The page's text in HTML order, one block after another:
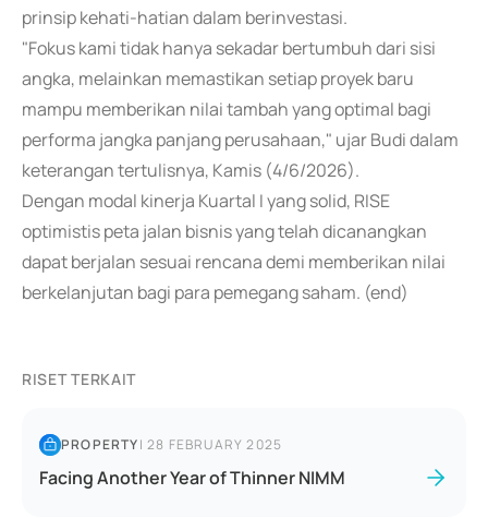
prinsip kehati-hatian dalam berinvestasi.
"Fokus kami tidak hanya sekadar bertumbuh dari sisi
angka, melainkan memastikan setiap proyek baru
mampu memberikan nilai tambah yang optimal bagi
performa jangka panjang perusahaan," ujar Budi dalam
keterangan tertulisnya, Kamis (4/6/2026).
Dengan modal kinerja Kuartal I yang solid, RISE
optimistis peta jalan bisnis yang telah dicanangkan
dapat berjalan sesuai rencana demi memberikan nilai
berkelanjutan bagi para pemegang saham. (end)
RISET TERKAIT
PROPERTY|28 FEBRUARY 2025
Facing Another Year of Thinner NIMM